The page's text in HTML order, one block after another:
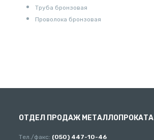
Труба бронзовая
Проволока бронзовая
ОТДЕЛ ПРОДАЖ МЕТАЛЛОПРОКАТА
Тел./факс: (050) 447-10-46